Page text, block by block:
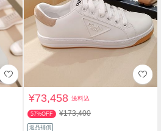
¥73,458送料込
57%OFF ¥173,400
返品補償